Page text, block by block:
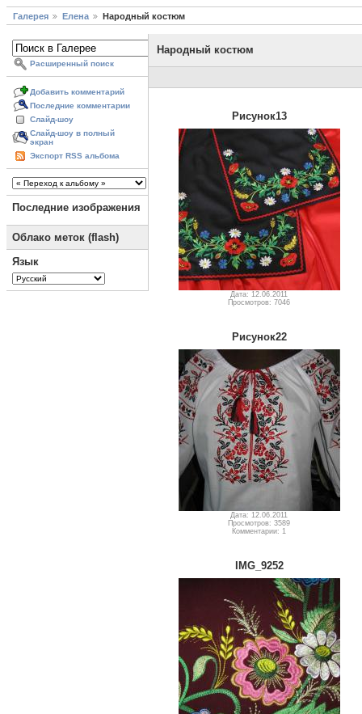
Галерея Елена Народный костюм
Расширенный поиск
Добавить комментарий
Последние комментарии
Слайд-шоу
Слайд-шоу в полный
экран
Экспорт RSS альбома
Последние изображения
Облако меток (flash)
Язык
Народный костюм
Рисунок13
Дата: 12.06.2011
Просмотров: 7046
Рисунок22
Дата: 12.06.2011
Просмотров: 3589
Комментарии: 1
IMG_9252